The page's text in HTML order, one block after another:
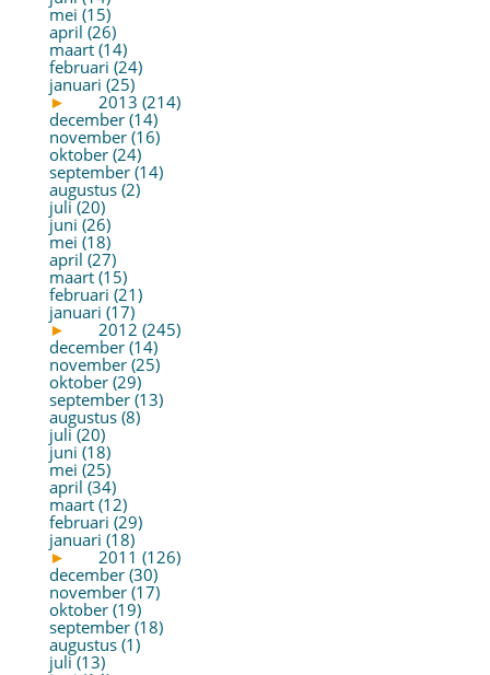
mei (15)
april (26)
maart (14)
februari (24)
januari (25)
►
2013 (214)
december (14)
november (16)
oktober (24)
september (14)
augustus (2)
juli (20)
juni (26)
mei (18)
april (27)
maart (15)
februari (21)
januari (17)
►
2012 (245)
december (14)
november (25)
oktober (29)
september (13)
augustus (8)
juli (20)
juni (18)
mei (25)
april (34)
maart (12)
februari (29)
januari (18)
►
2011 (126)
december (30)
november (17)
oktober (19)
september (18)
augustus (1)
juli (13)